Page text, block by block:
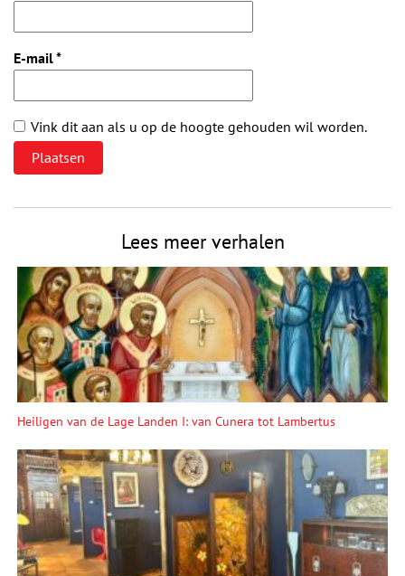
E-mail*
Vink dit aan als u op de hoogte gehouden wil worden.
Lees meer verhalen
Heiligen van de Lage Landen I: van Cunera tot Lambertus